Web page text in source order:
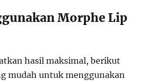
Morphe Lip
hasil maksimal, berikut
mudah untuk menggunakan